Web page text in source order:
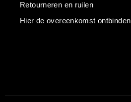
Retourneren en ruilen
Hier de overeenkomst ontbinden